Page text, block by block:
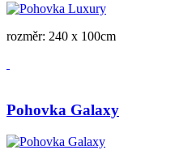
rozměr: 240 x 100cm
Pohovka Galaxy